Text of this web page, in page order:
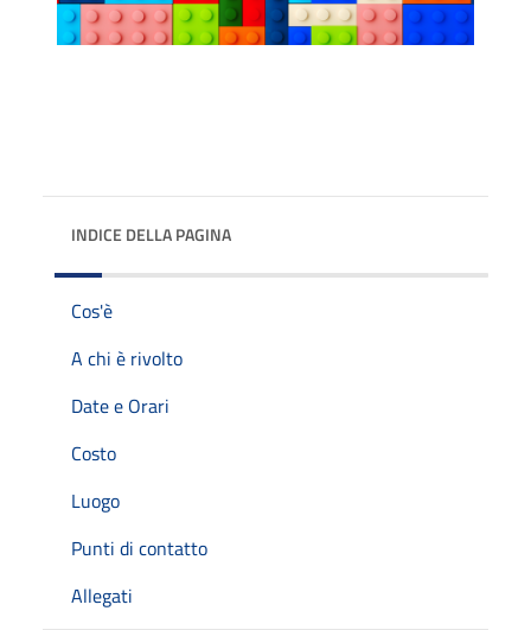
INDICE DELLA PAGINA
Cos'è
A chi è rivolto
Date e Orari
Costo
Luogo
Punti di contatto
Allegati